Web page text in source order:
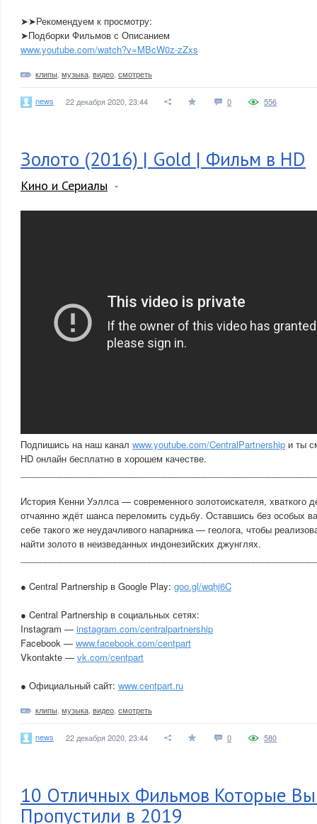
➤➤Рекомендуем к просмотру:
➤Подборки Фильмов с Описанием
www.youtube.com/watch?v=MBcW0z-zZxs
клипы музыка видео смотреть
news 22 декабря 2020, 23:44 0 556
Золото (2016) | Gold | Фильм в HD
Кино и Сериалы
Подпишись на наш канал www.youtube.com/CentralPartnership и ты
HD онлайн бесплатно в хорошем качестве.
История Кенни Уэллса — современного золотоискателя, хваткого
отчаянно ждёт шанса переломить судьбу. Оставшись без особых
себе такого же неудачливого напарника — геолога, чтобы
найти золото в неизведанных индонезийских джунглях.
● Central Partnership в Google Play: goo.gl/wqhj6C
● Central Partnership в социальных сетях:
Instagram — instagram.com/centralpartnership
Facebook — www.facebook.com/centpart
Vkontakte — vk.com/centpart
● Официальный сайт: www.centpart.ru
клипы музыка видео смотреть
news 22 декабря 2020, 23:44 0 580
10 Отличных Фильмов Которые
Пропустили в 2019